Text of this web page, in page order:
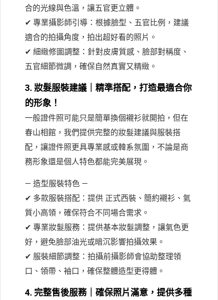
合的光線與色溫，讓五官更立體。
✔ 專業攝影師引導：根據臉型、五官比例，建議
適合的拍攝角度，拍出超好看的照片。
✔ 細緻修圖調整：針對皮膚質感、臉部對稱度、
五官細節微調，確保自然真實又精緻。
3. 妝髮服裝建議｜精準搭配，打造最適合你
的形象！
一般證件照可能只是簡單換個襯衫就開拍，但在
春山相館，我們提供完整的妝髮建議與服裝搭
配，讓證件照更具專業感或韓系氛圍，不論是商
務形象還是個人特色都能完美展現。
— 造型服裝特色 —
✔ 多款服裝搭配：提供 正式西裝、簡約襯衫、氣
質小高領，確保符合不同場合需求。
✔ 專業妝髮服務：提供基本妝髮調整，讓氣色更
好，避免臉部油光或暗沉影響拍攝效果。
✔ 服裝細節調整：拍攝前攝影師會協助整理領
口、領帶、袖口，確保整體造型更得體。
4. 完整售後服務｜確保照片滿意，提供多種